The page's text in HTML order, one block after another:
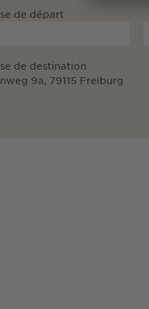
de départ
de destination
9a, 79115 Freiburg